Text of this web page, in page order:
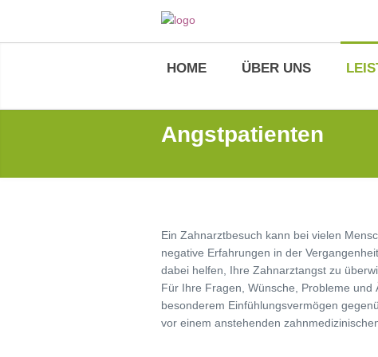
HOME ÜBER UNS
Angstpatienten
Ein Zahnarztbesuch kann bei vielen
negative Erfahrungen in der
dabei helfen, Ihre Zahnarztangst zu
Für Ihre Fragen, Wünsche, Probleme
besonderem Einfühlungsvermögen
vor einem anstehenden